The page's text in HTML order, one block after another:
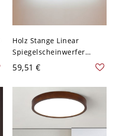
Holz Stange Linear
Spiegelscheinwerfer
Moderne Holzfarbe LED 1-
Licht Wandlampe - 110V-
120V Holz Weißlicht
59,51 €